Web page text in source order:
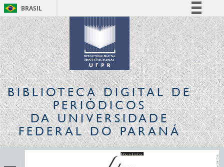
BRASIL
Simplifique!
Comunica BR
Participe
Acesso à informação
Legislação
Canais
BIBLIOTECA DIGITALDE
PERIÓDICOS
DA UNIVERSIDADE
FEDERAL DO PARANÁ